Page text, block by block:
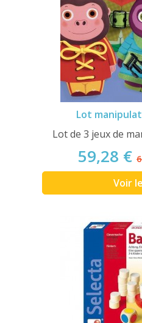
Lot
Lot de 3 jeux de
59,28 €
Voir